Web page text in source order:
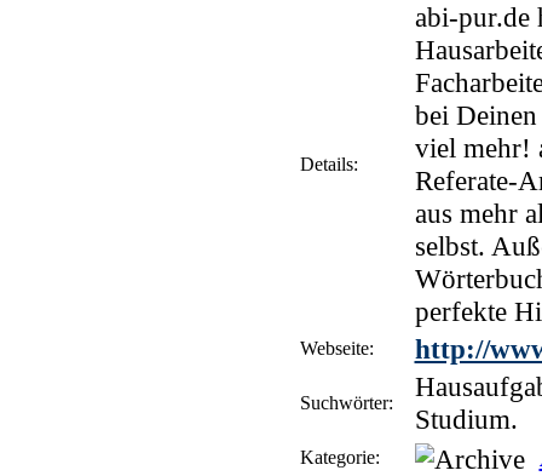
Details:
abi-pur.de
bei
viel mehr!
Referate-
aus mehr
selbst.
perfekte
Webseite: http://
Suchwörter:
Studium.
Kategorie: